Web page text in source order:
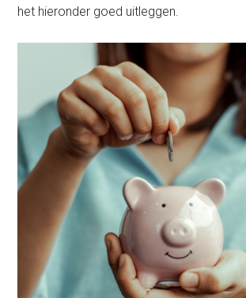
het hieronder goed uitleggen.